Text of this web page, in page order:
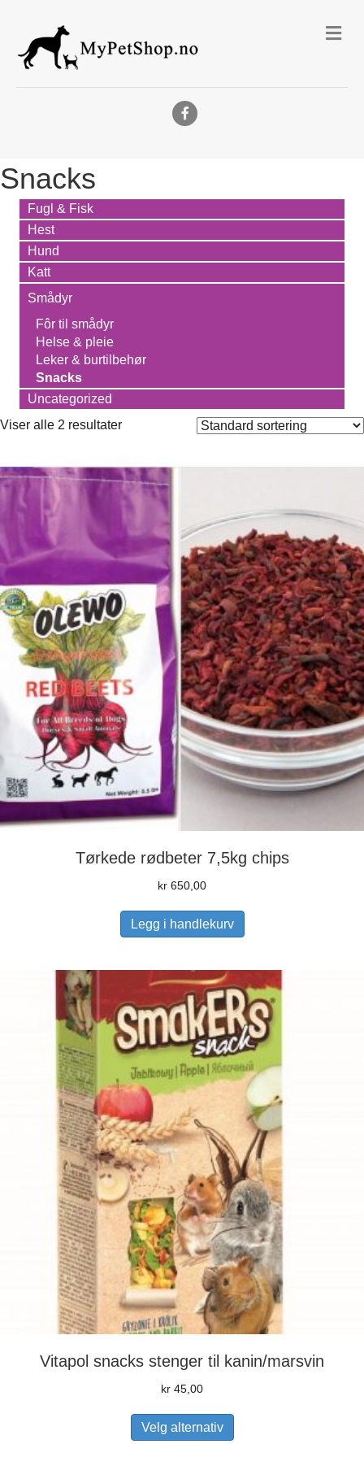
Facebook
Snacks
Fugl & Fisk
Hest
Hund
Katt
Smådyr
Fôr til smådyr
Helse & pleie
Leker & burtilbehør
Snacks
Uncategorized
Viser alle 2 resultater
Tørkede rødbeter 7,5kg chips
kr 650,00
Legg i handlekurv
Vitapol snacks stenger til kanin/marsvin
kr 45,00
Velg alternativ
produktet